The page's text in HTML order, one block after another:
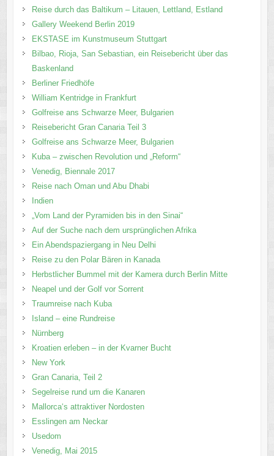
Reise durch das Baltikum – Litauen, Lettland, Estland
Gallery Weekend Berlin 2019
EKSTASE im Kunstmuseum Stuttgart
Bilbao, Rioja, San Sebastian, ein Reisebericht über das
Baskenland
Berliner Friedhöfe
William Kentridge in Frankfurt
Golfreise ans Schwarze Meer, Bulgarien
Reisebericht Gran Canaria Teil 3
Golfreise ans Schwarze Meer, Bulgarien
Kuba – zwischen Revolution und „Reform“
Venedig, Biennale 2017
Reise nach Oman und Abu Dhabi
Indien
„Vom Land der Pyramiden bis in den Sinai“
Auf der Suche nach dem ursprünglichen Afrika
Ein Abendspaziergang in Neu Delhi
Reise zu den Polar Bären in Kanada
Herbstlicher Bummel mit der Kamera durch Berlin Mitte
Neapel und der Golf vor Sorrent
Traumreise nach Kuba
Island – eine Rundreise
Nürnberg
Kroatien erleben – in der Kvarner Bucht
New York
Gran Canaria, Teil 2
Segelreise rund um die Kanaren
Mallorca‘s attraktiver Nordosten
Esslingen am Neckar
Usedom
Venedig, Mai 2015